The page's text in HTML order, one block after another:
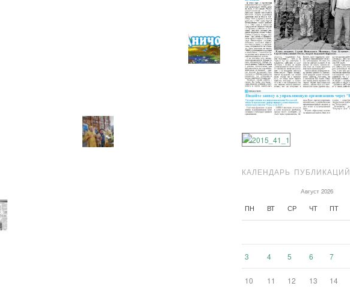
КАЛЕНДАРЬ ПУБЛИКАЦИЙ
Август 2026
ПН ВТ СР ЧТ ПТ
3 4 5 6 7
10 11 12 13 14